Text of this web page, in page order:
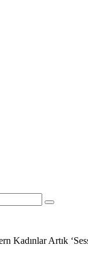
Arama
Kadınlar Artık